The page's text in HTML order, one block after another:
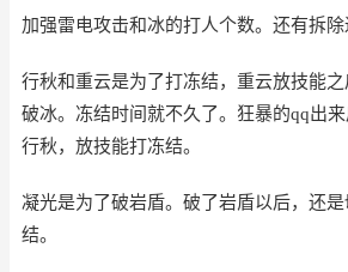
加强雷电攻击和冰的打人个数。还有拆除
行秋和重云是为了打冻结，重云放技能
破冰。冻结时间就不久了。狂暴的qq出
行秋，放技能打冻结。
凝光是为了破岩盾。破了岩盾以后，还
结。